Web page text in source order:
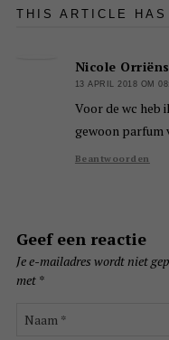
THIS ARTICLE HAS
Nicole Orriëns
13 APRIL 2018 OM
Voor de wc heb
gewoon parfum
Beantwoorden
Geef een reactie
Je e-mailadres wordt niet
met *